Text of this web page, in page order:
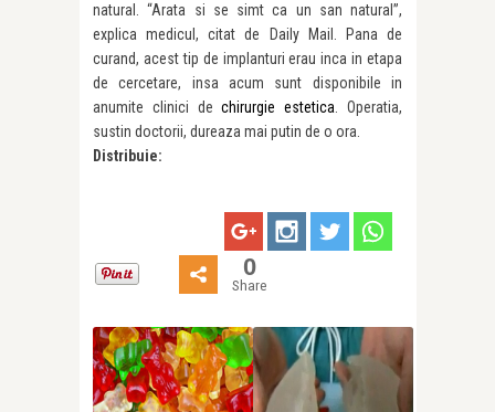
natural. “Arata si se simt ca un san natural”,
explica medicul, citat de Daily Mail. Pana de
curand, acest tip de implanturi erau inca in etapa
de cercetare, insa acum sunt disponibile in
anumite clinici dechirurgie estetica . Operatia,
sustin doctorii, dureaza mai putin de o ora.
Distribuie:
0
Share